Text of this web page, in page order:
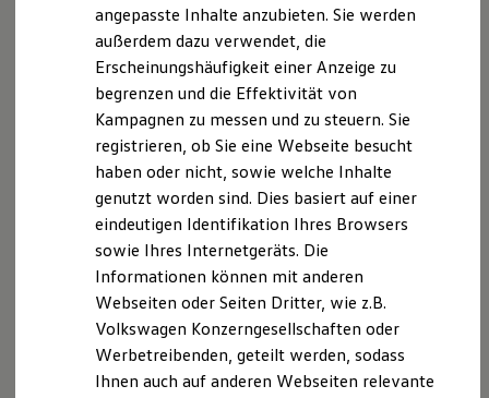
Batterieverordnung
XTL-Dieselkraftstoff
Ersatzteile und Betriebsflüssigkeiten
Original Zubehör und Lifestyle Produkte
myVolkswagen
myVolkswagen Business
Elektrisch & Autonom
Elektro - & Hybridfahrzeuge
Unser Ansatz
Klimafreundlicher Strom
Reichweite & Ladelösungen
Reichweitensimulator
Ladezeitensimulator
Ladelösungen für Privatkunden
Ladelösungen für Gewerbekunden
Bidirektionales Laden
Förderung & Kosten der Elektrofahrzeuge
Fördermöglichkeiten für Privatkunden
angepasste Inhalte anzubieten. Sie werden
außerdem dazu verwendet, die
Erscheinungshäufigkeit einer Anzeige zu
begrenzen und die Effektivität von
Kampagnen zu messen und zu steuern. Sie
registrieren, ob Sie eine Webseite besucht
haben oder nicht, sowie welche Inhalte
genutzt worden sind. Dies basiert auf einer
eindeutigen Identifikation Ihres Browsers
sowie Ihres Internetgeräts. Die
Informationen können mit anderen
Webseiten oder Seiten Dritter, wie z.B.
Volkswagen Konzerngesellschaften oder
Werbetreibenden, geteilt werden, sodass
Ihnen auch auf anderen Webseiten relevante